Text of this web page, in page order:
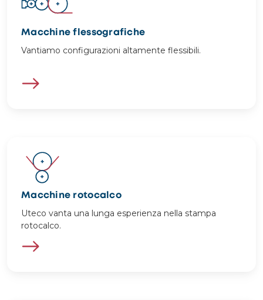
Macchine flessografiche
Vantiamo configurazioni altamente flessibili.
Image
Macchine rotocalco
Uteco vanta una lunga esperienza nella stampa
rotocalco.